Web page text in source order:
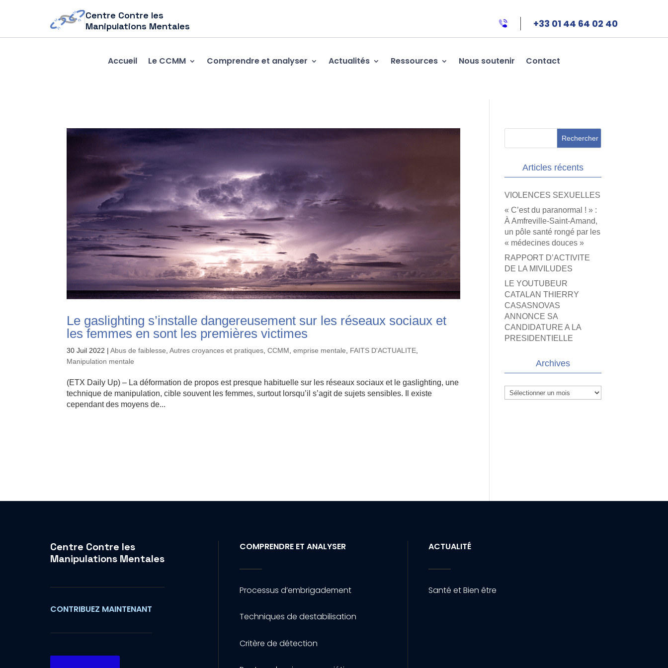
Centre Contre les
Manipulations Mentales
+33 01 44 64 02 40
Accueil Le CCMM Comprendre et analyser Actualités Ressources Nous soutenir Contact
Le gaslighting s’installe dangereusement sur les réseaux sociaux et
les femmes en sont les premières victimes
30 Juil 2022 |Abus de faiblesse ,Autres croyances et pratiques ,CCMM ,emprise mentale FAITS D'ACTUALITE
Manipulation mentale
(ETX Daily Up) – La déformation de propos est presque habituelle sur les réseaux sociaux et le gaslighting, une
technique de manipulation, cible souvent les femmes, surtout lorsqu’il s’agit de sujets sensibles. Il existe
cependant des moyens de...
Articles récents
VIOLENCES SEXUELLES
« C’est du paranormal ! » :
À Amfreville-Saint-Amand,
un pôle santé rongé par les
« médecines douces »
RAPPORT D’ACTIVITE
DE LA MIVILUDES
LE YOUTUBEUR
CATALAN THIERRY
CASASNOVAS
ANNONCE SA
CANDIDATURE A LA
PRESIDENTIELLE
Archives
Archives
Centre Contre les
Manipulations Mentales
CONTRIBUEZ MAINTENANT
COMPRENDRE ET ANALYSER
Processus d’embrigadement
Techniques de destabilisation
Critère de détection
ACTUALITÉ
Santé et Bien être